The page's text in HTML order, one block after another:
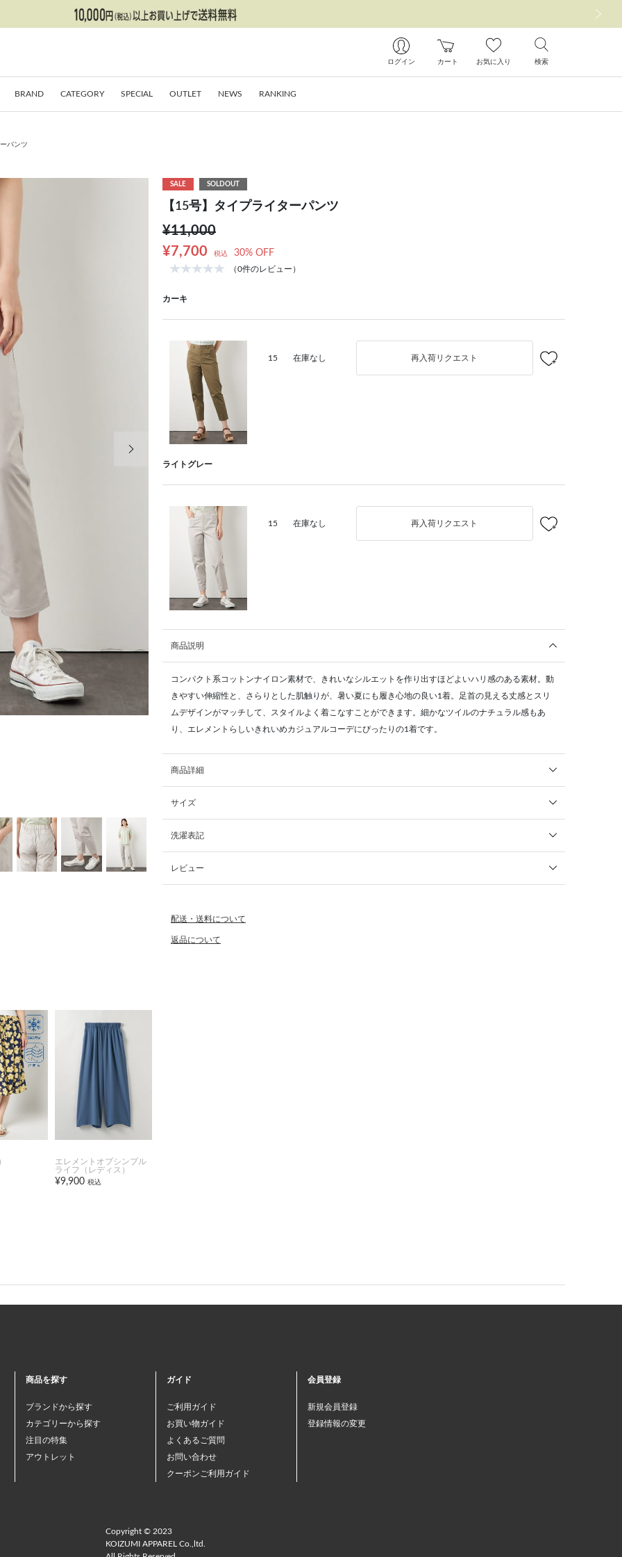
ログイン カート お気に入り 検索
BRAND CATEGORY SPECIAL OUTLET NEWS RANKING
パンツ
エレメントオブシンプル
ライフ（レディス）
¥9,900 税込
SALE SOLDOUT
【15号】タイプライターパンツ
¥11,000
¥7,700
税込 30% OFF
（0件のレビュー）
カーキ
15 在庫なし 再入荷リクエスト
ライトグレー
15 在庫なし 再入荷リクエスト
商品説明
コンパクト系コットンナイロン素材で、きれいなシルエットを作り出すほどよいハリ感のある素材。動
きやすい伸縮性と、さらりとした肌触りが、暑い夏にも履き心地の良い1着。足首の見える丈感とスリ
ムデザインがマッチして、スタイルよく着こなすことができます。細かなツイルのナチュラル感もあ
り、エレメントらしいきれいめカジュアルコーデにぴったりの1着です。
商品詳細
サイズ
洗濯表記
レビュー
配送・送料について
返品について
商品を探す
ブランドから探す
カテゴリーから探す
注目の特集
アウトレット
ガイド
ご利用ガイド
お買い物ガイド
よくあるご質問
お問い合わせ
クーポンご利用ガイド
会員登録
新規会員登録
登録情報の変更
Copyright © 2023
KOIZUMI APPAREL Co.,ltd.